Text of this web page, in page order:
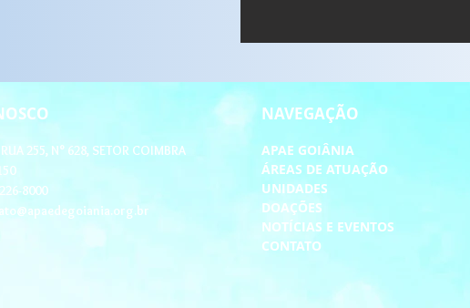
255, N° 628, SETOR COIMBRA
8000
NAVEGAÇÃO
APAE GOIÂNIA
ÁREAS DE ATUAÇÃO
UNIDADES
DOAÇÕES
NOTÍCIAS E EVENTOS
CONTATO